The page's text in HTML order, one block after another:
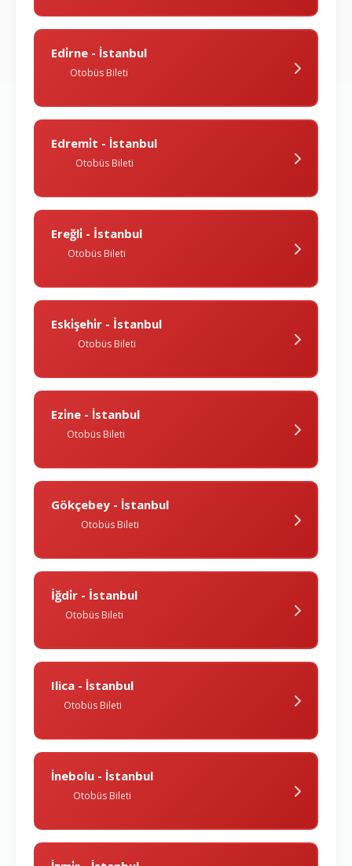
Edi̇rne - İstanbul
Otobüs Bileti
Edremi̇t - İstanbul
Otobüs Bileti
Ereğli̇ - İstanbul
Otobüs Bileti
Eski̇şehi̇r - İstanbul
Otobüs Bileti
Ezi̇ne - İstanbul
Otobüs Bileti
Gökçebey - İstanbul
Otobüs Bileti
İğdi̇r - İstanbul
Otobüs Bileti
Ilica - İstanbul
Otobüs Bileti
İnebolu - İstanbul
Otobüs Bileti